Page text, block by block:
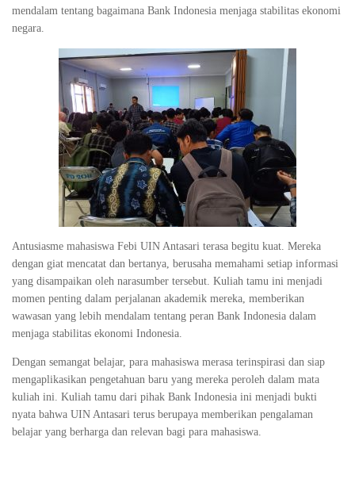
mendalam tentang bagaimana Bank Indonesia menjaga stabilitas ekonomi
negara.
Antusiasme mahasiswa Febi UIN Antasari terasa begitu kuat. Mereka
dengan giat mencatat dan bertanya, berusaha memahami setiap informasi
yang disampaikan oleh narasumber tersebut. Kuliah tamu ini menjadi
momen penting dalam perjalanan akademik mereka, memberikan
wawasan yang lebih mendalam tentang peran Bank Indonesia dalam
menjaga stabilitas ekonomi Indonesia.
Dengan semangat belajar, para mahasiswa merasa terinspirasi dan siap
mengaplikasikan pengetahuan baru yang mereka peroleh dalam mata
kuliah ini. Kuliah tamu dari pihak Bank Indonesia ini menjadi bukti
nyata bahwa UIN Antasari terus berupaya memberikan pengalaman
belajar yang berharga dan relevan bagi para mahasiswa.